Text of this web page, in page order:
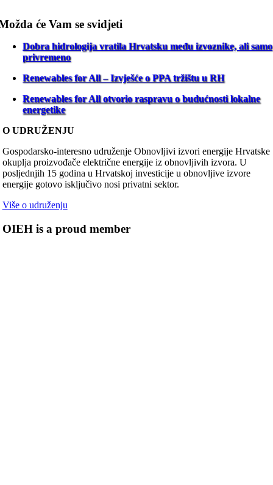
će Vam se svidjeti
Dobra hidrologija vratila Hrvatsku među izvoznike, ali samo
privremeno
Renewables for All – Izvješće o PPA tržištu u RH
Renewables for All otvorio raspravu o budućnosti lokalne
energetike
O UDRUŽENJU
Gospodarsko-interesno udruženje Obnovljivi izvori energije Hrvatske
okuplja proizvođače električne energije iz obnovljivih izvora. U
posljednjih 15 godina u Hrvatskoj investicije u obnovljive izvore
energije gotovo isključivo nosi privatni sektor.
Više o udruženju
OIEH is a proud member